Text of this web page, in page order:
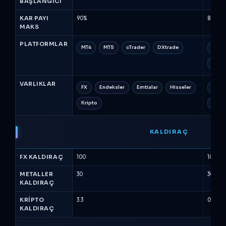
KAR PAYI
MAKS
90% 80%
PLATFORMLAR MT4 MT5 cTrader DXtrade
VARLIKLAR FX Endeksler Emtialar Hisseler
Kripto
KALDIRAÇ
FX KALDIRAÇ 100 100
METALLER
KALDIRAÇ
30 30
KRIPTO
KALDIRAÇ
3.3 0